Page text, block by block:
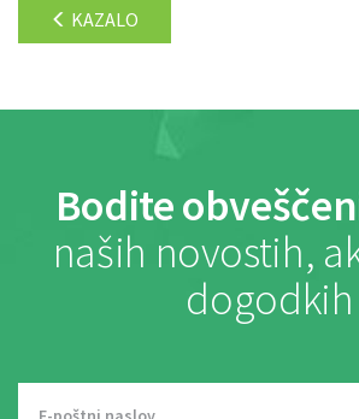
KAZALO
Bodite
naših novostih,
dogodkih